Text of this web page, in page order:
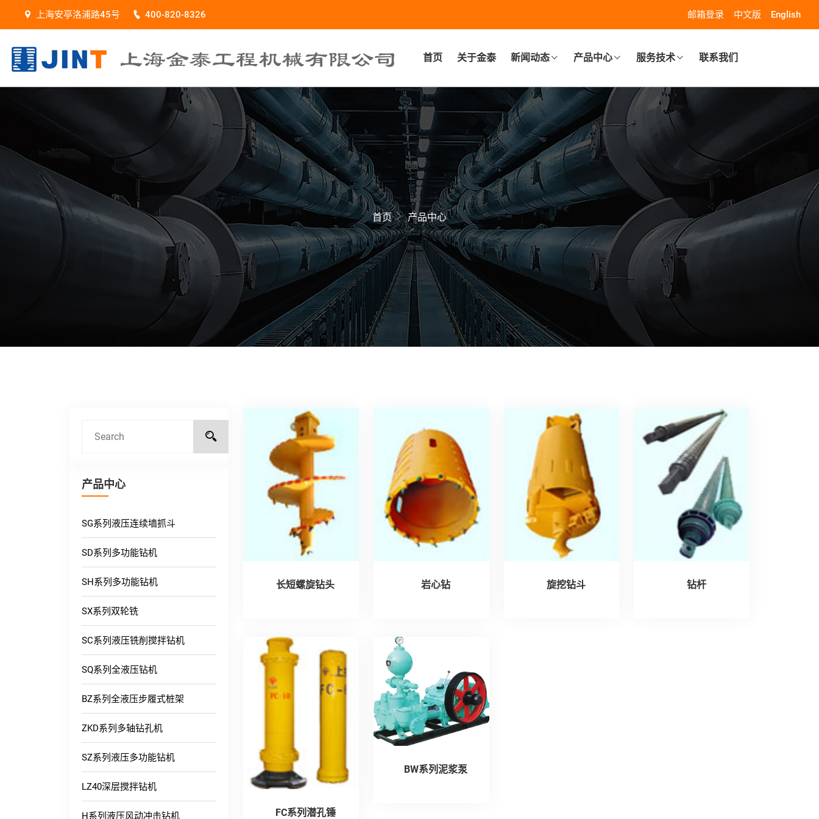
上海安亭洛浦路45号 400-820-8326 邮箱登录 中文版 English
首页 关于金泰 新闻动态 产品中心 服务技术 联系我们
首页 产品中心
产品中心
SG系列液压连续墙抓斗
SD系列多功能钻机
SH系列多功能钻机
SX系列双轮铣
SC系列液压铣削搅拌钻机
SQ系列全液压钻机
BZ系列全液压步履式桩架
ZKD系列多轴钻孔机
SZ系列液压多功能钻机
LZ40深层搅拌钻机
H系列液压风动冲击钻机
长短螺旋钻头 岩心钻 旋挖钻斗 钻杆
FC系列潜孔锤
BW系列泥浆泵